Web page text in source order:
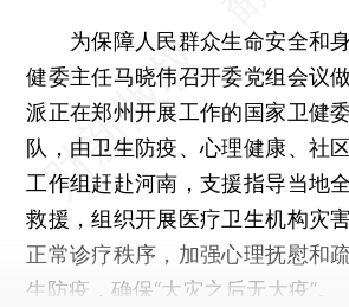
为保障人民群众生命安全和身
健委主任马晓伟召开委党组会议
派正在郑州开展工作的国家卫健
队，由卫生防疫、心理健康、社
工作组赶赴河南，支援指导当地
救援，组织开展医疗卫生机构灾
正常诊疗秩序，加强心理抚慰和
生防疫，确保“大灾之后无大疫”。